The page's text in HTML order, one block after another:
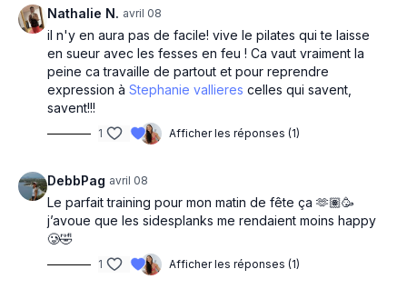
Close lunge kick back to pulses (g)
Jambe droite-gauche
Long kick and up
Side clam to pulses
Side plank twist to pulses
Plank hip dip
Nathalie N. avril 08
il n'y en aura pas de facile! vive le pilates qui te laisse
en sueur avec les fesses en feu ! Ca vaut vraiment la
peine ca travaille de partout et pour reprendre
expression à Stephanie vallieres celles qui savent,
savent!!!
1 Afficher les réponses (1)
DebbPag avril 08
Le parfait training pour mon matin de fête ça 🫶🏽🥳
j’avoue que les sidesplanks me rendaient moins happy
🥲🤣
1 Afficher les réponses (1)